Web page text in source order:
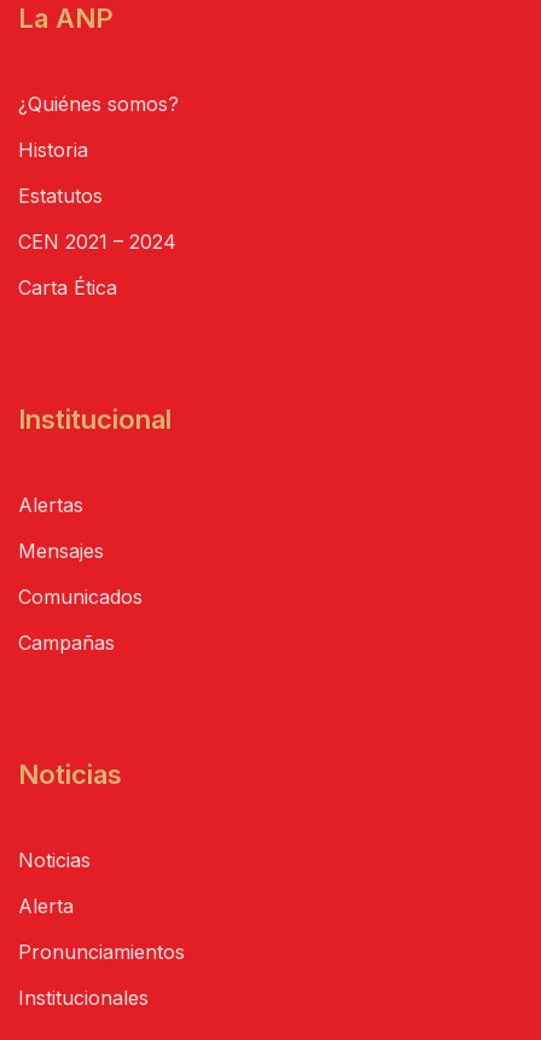
La ANP
¿Quiénes somos?
Historia
Estatutos
CEN 2021 – 2024
Carta Ética
Institucional
Alertas
Mensajes
Comunicados
Campañas
Noticias
Noticias
Alerta
Pronunciamientos
Institucionales